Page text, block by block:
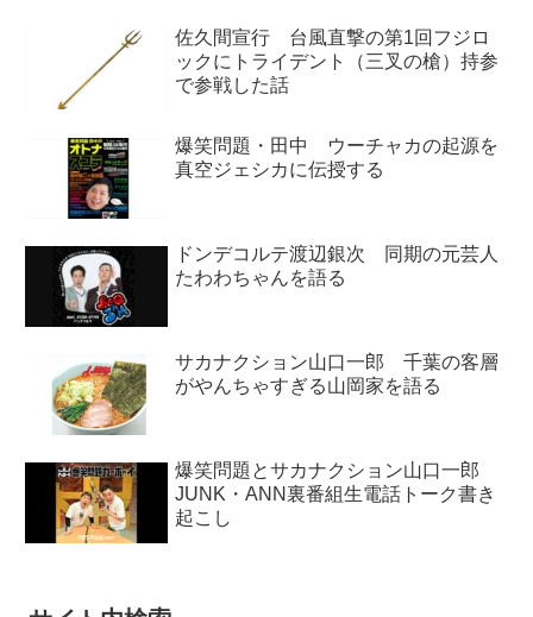
佐久間宣行 台風直撃の第1回フジロ
ックにトライデント（三叉の槍）持参
で参戦した話
爆笑問題・田中 ウーチャカの起源を
真空ジェシカに伝授する
ドンデコルテ渡辺銀次 同期の元芸人
たわわちゃんを語る
サカナクション山口一郎 千葉の客層
がやんちゃすぎる山岡家を語る
爆笑問題とサカナクション山口一郎
JUNK・ANN裏番組生電話トーク書き
起こし